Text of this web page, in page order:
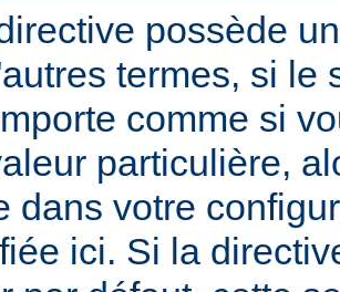
possède
termes, si le
comme si
particulière,
dans votre
ici. Si la